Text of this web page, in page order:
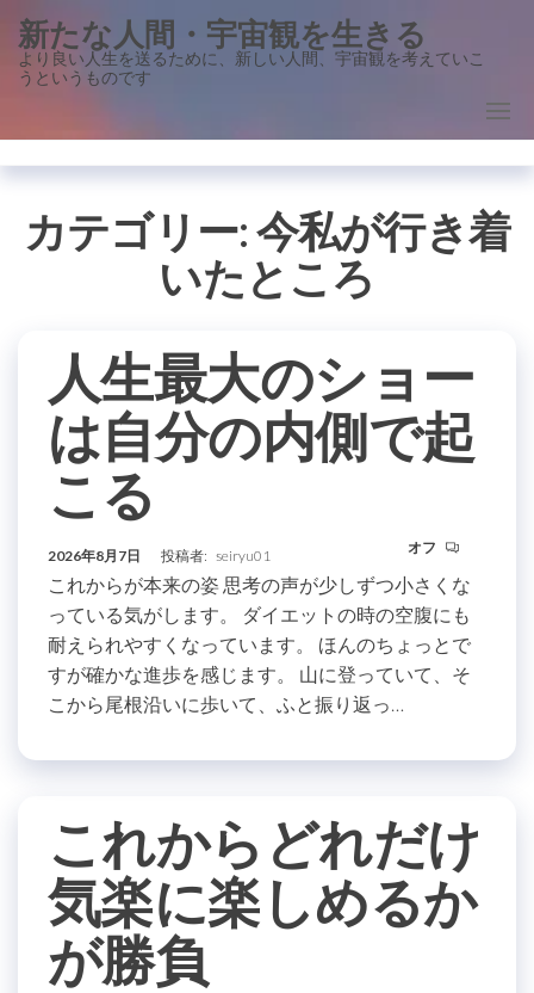
ン
に
新たな人間・宇宙観を生きる
より良い人生を送るために、新しい人間、宇宙観を考えていこ
うというものです
カテゴリー:今私が行き着
いたところ
人生最大のショー
は自分の内側で起
こる
2026年8月7日 投稿者: seiryu01 オフ
これからが本来の姿 思考の声が少しずつ小さくな
っている気がします。 ダイエットの時の空腹にも
耐えられやすくなっています。 ほんのちょっとで
すが確かな進歩を感じます。 山に登っていて、そ
こから尾根沿いに歩いて、ふと振り返っ…
これからどれだけ
気楽に楽しめるか
が勝負